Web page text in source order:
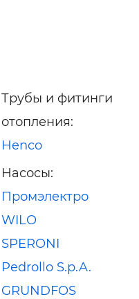
Трубы и фитинги
отопления:
Henco
Насосы:
Промэлектро
WILO
SPERONI
Pedrollo S.p.A.
GRUNDFOS